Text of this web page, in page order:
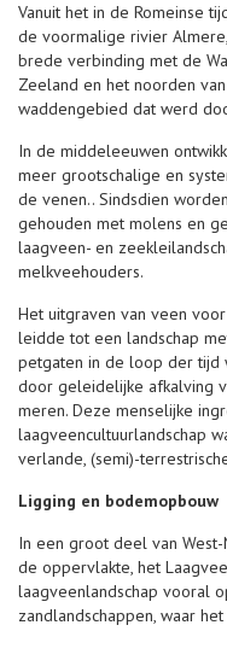
Vanuit het in de Romeinse
de voormalige rivier
brede verbinding met de
Zeeland en het noorden
waddengebied dat werd
In de middeleeuwen
meer grootschalige en
de venen.. Sindsdien
gehouden met molens en
laagveen- en
melkveehouders.
Het uitgraven van veen
leidde tot een landschap
petgaten in de loop der tijd
door geleidelijke afkalving
meren. Deze menselijke
laagveencultuurlandschap
verlande, (semi)-
Ligging en bodemopbouw
In een groot deel van
de oppervlakte, het
laagveenlandschap vooral
zandlandschappen, waar